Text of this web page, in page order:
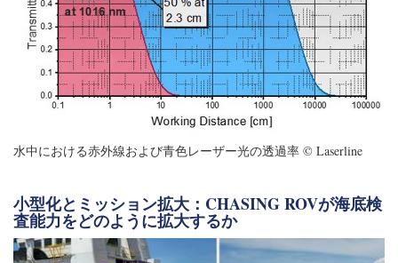
水中における赤外線および青色レーザー光の透過率 © Laserline
小型化とミッション拡大：CHASING ROVが海底検
査能力をどのように拡大するか